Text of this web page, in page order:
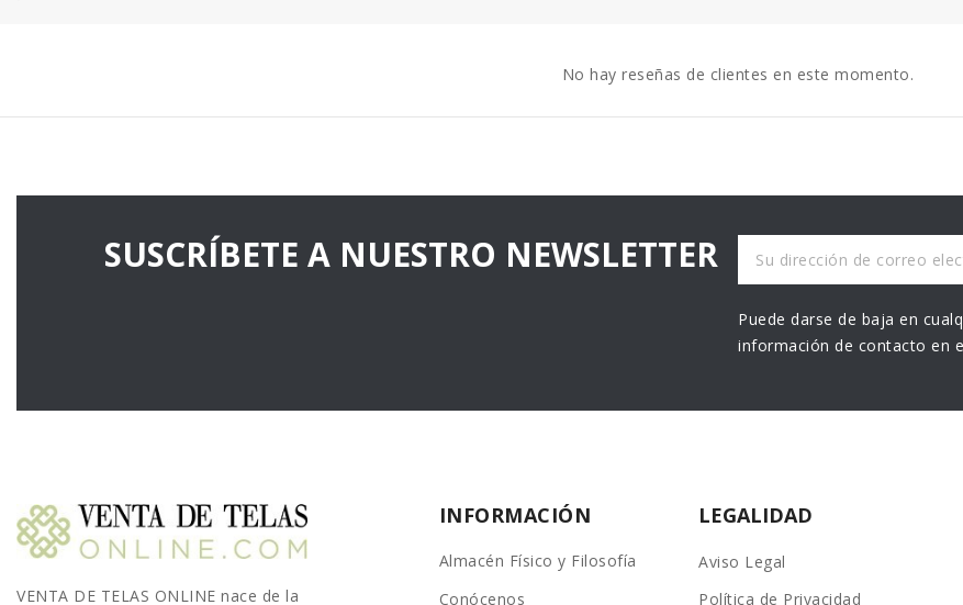
No hay reseñas de clientes en este momento.
SUSCRÍBETE A NUESTRO NEWSLETTER
Puede darse de baja en
información de contacto en
VENTA DE TELAS ONLINE nace de la
INFORMACIÓN
Almacén Físico y Filosofía
Conócenos
LEGALIDAD
Aviso Legal
Política de Privacidad